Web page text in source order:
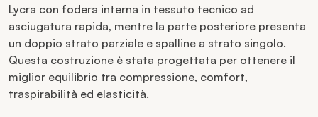
Lycra con fodera interna in tessuto tecnico ad
asciugatura rapida, mentre la parte posteriore presenta
un doppio strato parziale e spalline a strato singolo.
Questa costruzione è stata progettata per ottenere il
miglior equilibrio tra compressione, comfort,
traspirabilità ed elasticità.